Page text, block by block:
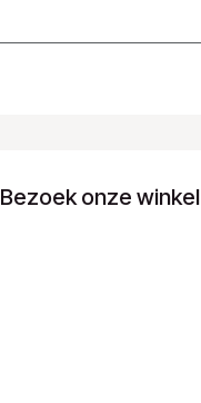
Bezoek onze winkel